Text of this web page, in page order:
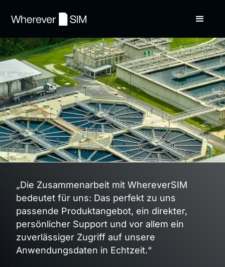
„Die Zusammenarbeit mit WhereverSIM
bedeutet für uns: Das perfekt zu uns
passende Produktangebot, ein direkter,
persönlicher Support und vor allem ein
zuverlässiger Zugriff auf unsere
Anwendungsdaten in Echtzeit.“